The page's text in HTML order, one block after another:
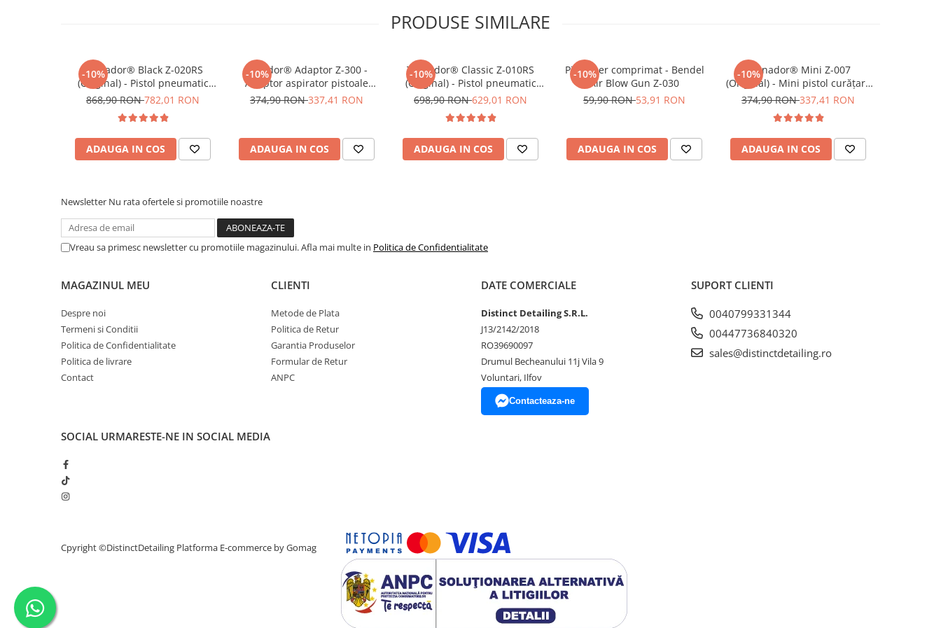
Kit-uri Detailing
Seria PRO (5L & 25L)
Jante şi Anvelope
Compartiment Motor
Oferte Speciale
Detailing Outlet
Distinct Lifestyle
necesitatea reumplerii constante cu lichid de curățare. Furtunul de
scurgeri enervante; desemenea puteți folosi bidoane mai mari cu
produse.
PRODUSE SIMILARE
-10%
Tornador® Black Z-020RS
(Original) - Pistol pneumatic
pentru curățare
868,90 RON782,01 RON
ADAUGA IN COS
-10%
Rotador® Adaptor Z-300 -
Adaptor aspirator pistoale
pneumatice seria RS
374,90 RON337,41 RON
ADAUGA IN COS
-10%
Tornador® Classic Z-010RS
(Original) - Pistol pneumatic
pentru curățare
698,90 RON629,01 RON
ADAUGA IN COS
-10%
Pistol aer comprimat - Bendel
Air Blow Gun Z-030
59,90 RON53,91 RON
ADAUGA IN COS
-10%
Tornador® Mini Z-007
(Original) - Mini pistol curățare
cu aer comprimat
374,90 RON337,41 RON
ADAUGA IN COS
Newsletter Nu rata ofertele si promotiile noastre
Vreau sa primesc newsletter cu promotiile magazinului. Afla mai multe in Politica de Confidentialitate
MAGAZINUL MEU
Despre noi
Termeni si Conditii
Politica de Confidentialitate
Politica de livrare
Contact
CLIENTI
Metode de Plata
Politica de Retur
Garantia Produselor
Formular de Retur
ANPC
DATE COMERCIALE
Distinct Detailing S.R.L.
J13/2142/2018
RO39690097
Drumul Becheanului 11j Vila 9
Voluntari, Ilfov
Contacteaza-ne
SUPORT CLIENTI
0040799331344
00447736840320
sales@distinctdetailing.ro
SOCIAL URMARESTE-NE IN SOCIAL MEDIA
Cpyright ©DistinctDetailing Platforma E-commerce by Gomag